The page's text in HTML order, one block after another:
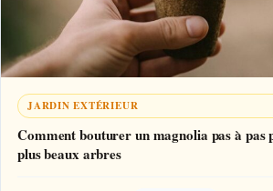
JARDIN EXTÉRIEUR
Comment bouturer un magnolia pas à
plus beaux arbres